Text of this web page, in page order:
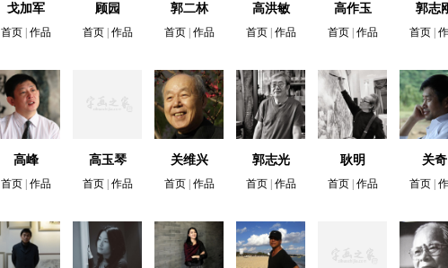
戈加军
首页| 作品
顾园
首页| 作品
郭二林
首页| 作品
高洪敏
首页| 作品
高作玉
首页| 作品
郭志
首页|
高峰
首页| 作品
高玉琴
首页| 作品
关维兴
首页| 作品
郭志光
首页| 作品
耿明
首页| 作品
关奇
首页|